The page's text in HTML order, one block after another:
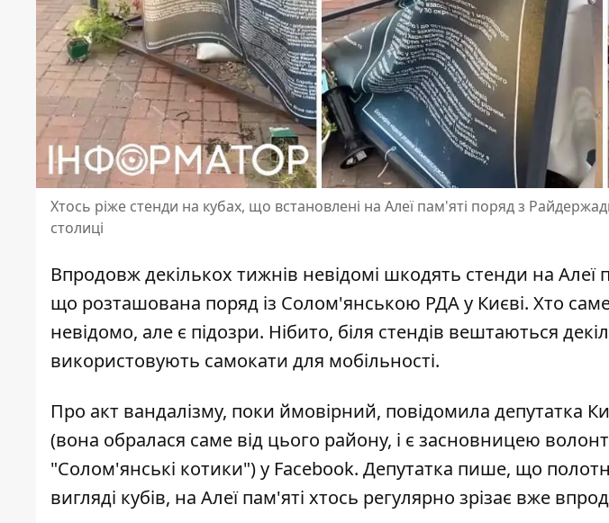
Хтось ріже стенди на кубах, що встановлені на Алеї пам'яті поряд з
столиці
Впродовж декількох тижнів невідомі шкодять стенди на Алеї
що розташована поряд із Солом'янською РДА у Києві. Хто саме
невідомо, але є підозри. Нібито, біля стендів вештаються
використовують самокати для мобільності.
Про акт вандалізму, поки ймовірний, повідомила депутатка
(вона обралася саме від цього району, і є засновницею
"Солом'янські котики") у Facebook. Депутатка пише, що
вигляді кубів, на Алеї пам'яті хтось регулярно зрізає вже